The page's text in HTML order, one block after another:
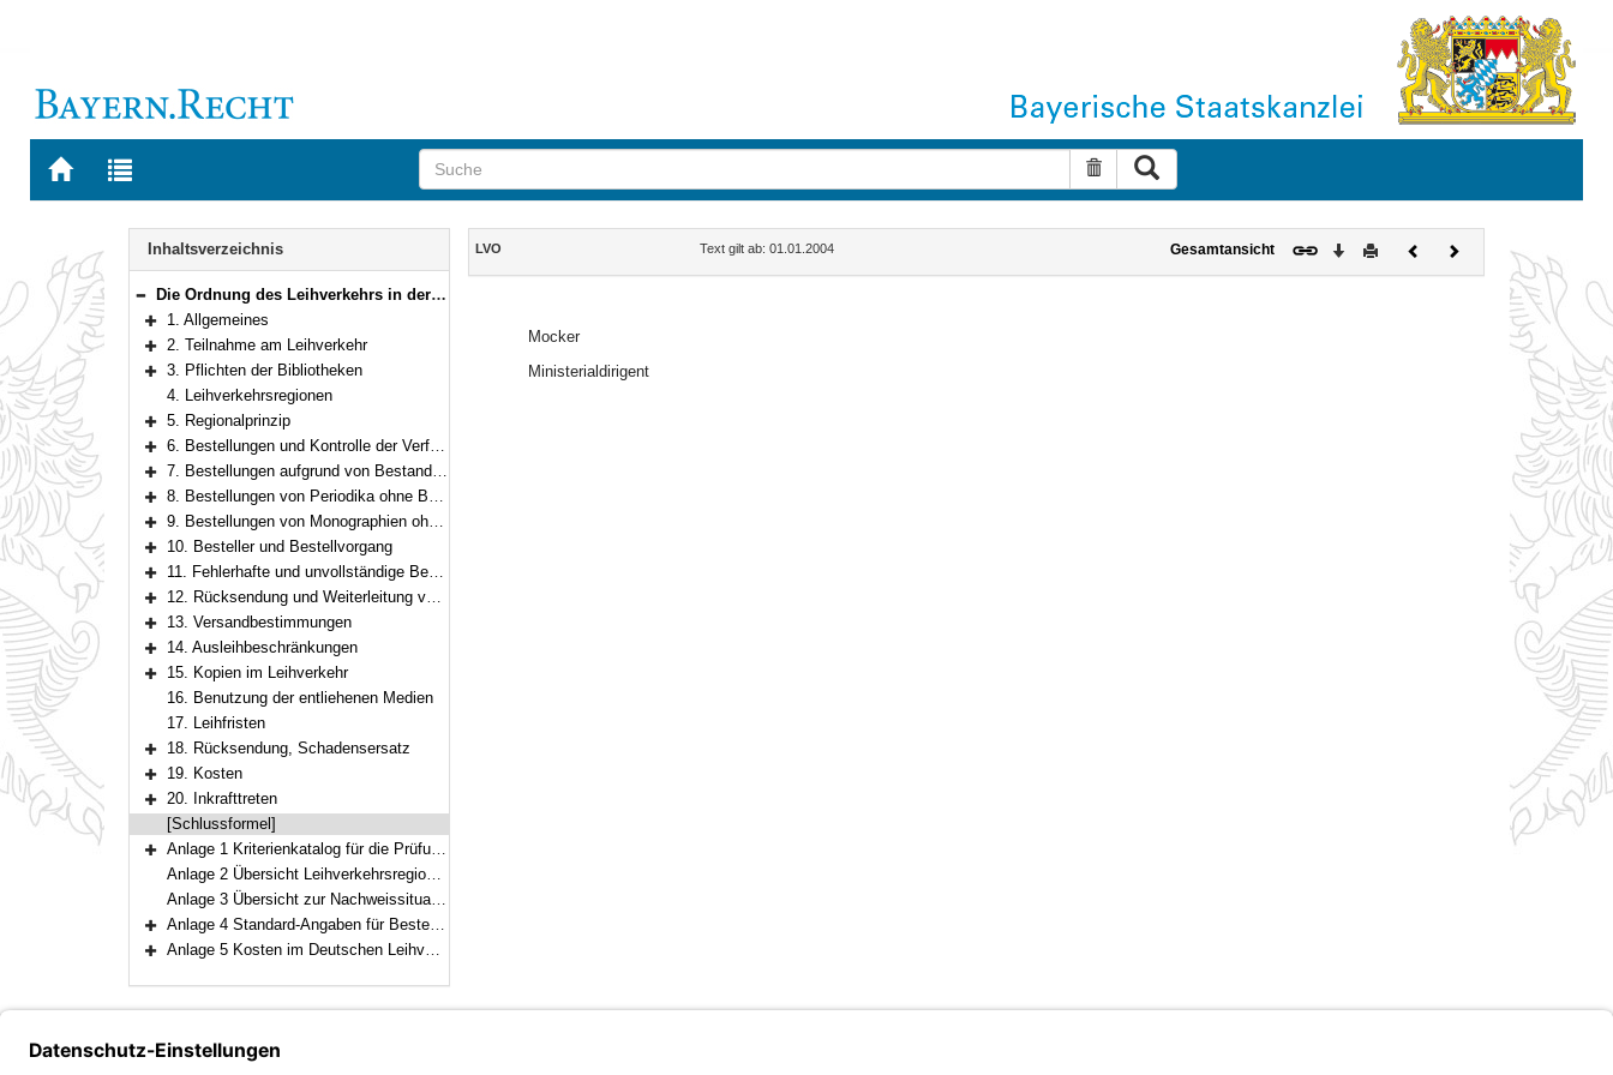
Zur
BAYERN.RECHT
Zur
letzten
Suche zurücksetzen
Navigation
Inhaltsverzeichnis
Bereich reduzieren
Die Ordnung des Leihverkehrs in der Bundesrepublik Deutschland
Bereich erweitern
1. Allgemeines
Bereich erweitern
2. Teilnahme am Leihverkehr
Bereich erweitern
3. Pflichten der Bibliotheken
4. Leihverkehrsregionen
Bereich erweitern
5. Regionalprinzip
Bereich erweitern
6. Bestellungen und Kontrolle der Verfügbarkeit
Bereich erweitern
7. Bestellungen aufgrund von Bestandsnachweisen
Bereich erweitern
8. Bestellungen von Periodika ohne Bestandsnachweise
Bereich erweitern
9. Bestellungen von Monographien ohne Bestandsnachweise
Bereich erweitern
10. Besteller und Bestellvorgang
Bereich erweitern
11. Fehlerhafte und unvollständige Bestellungen
Bereich erweitern
12. Rücksendung und Weiterleitung von Bestellungen
Bereich erweitern
13. Versandbestimmungen
Bereich erweitern
14. Ausleihbeschränkungen
Bereich erweitern
15. Kopien im Leihverkehr
16. Benutzung der entliehenen Medien
17. Leihfristen
Bereich erweitern
18. Rücksendung, Schadensersatz
Bereich erweitern
19. Kosten
Bereich erweitern
20. Inkrafttreten
[Schlussformel]
Bereich erweitern
Anlage 1 Kriterienkatalog für die Prüfung von Zulassungsanträgenzur Teilnahme am Deutschen Leihverkehr
Anlage 2 Übersicht Leihverkehrsregionen - Leihverkehrszentralen - Regionale Verbundsysteme
Anlage 3 Übersicht zur Nachweissituation bei den Leihverkehrszentralen/Regionalen Zentralkatalogen
Bereich erweitern
Anlage 4 Standard-Angaben für Bestellungen
Anlage 5 Kosten im Deutschen Leihverkehr
Inhalt
LVO Text gilt ab: 01.01.2004 Gesamtansicht Download
DruckenVorherigesNächstes
Dokument
Mocker
Ministerialdirigent
Bayern.de